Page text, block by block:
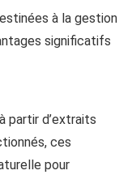
à la gestion
significatifs
partir d’extraits
ces
pour